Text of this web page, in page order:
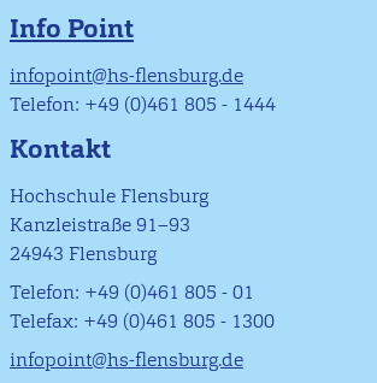
Info Point
infopoint@hs-flensburg.de
Telefon: +49 (0)461 805 - 1444
Kontakt
Hochschule Flensburg
Kanzleistraße 91–93
24943 Flensburg
Telefon: +49 (0)461 805 - 01
Telefax: +49 (0)461 805 - 1300
infopoint@hs-flensburg.de